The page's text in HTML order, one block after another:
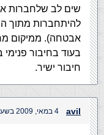
שים לב שלחברות
להיתחברות מתוך
אבטחה). ממיקום
בעוד בחיבור
חיבור ישיר.
avil 4 במאי, 2009 בשעה 3:13 pm